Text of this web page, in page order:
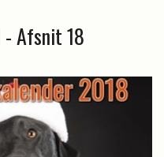
- Afsnit 18